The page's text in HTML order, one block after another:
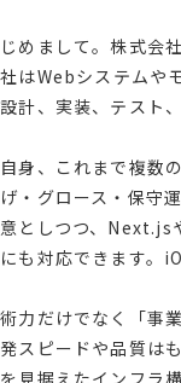
めまして。株式会
はWebシステムや
計、実装、テスト
身、これまで複数
・グロース・保守
としつつ、Next.js
も対応できます。
力だけでなく「事
スピードや品質は